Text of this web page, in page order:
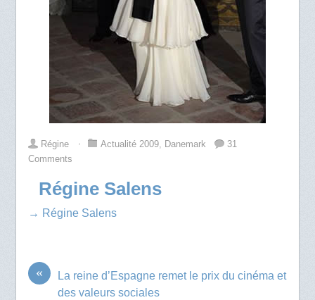
Régine ⋅ Actualité 2009, Danemark
31
Comments
Régine Salens
→ Régine Salens
«
La reine d’Espagne remet le prix du cinéma et
des valeurs sociales